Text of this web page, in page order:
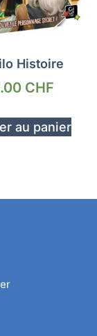
Histoire
CHF
au panier